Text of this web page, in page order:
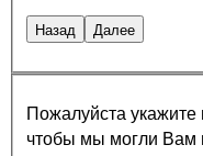
Назад Далее
Пожалуйста
чтобы мы могли Вам